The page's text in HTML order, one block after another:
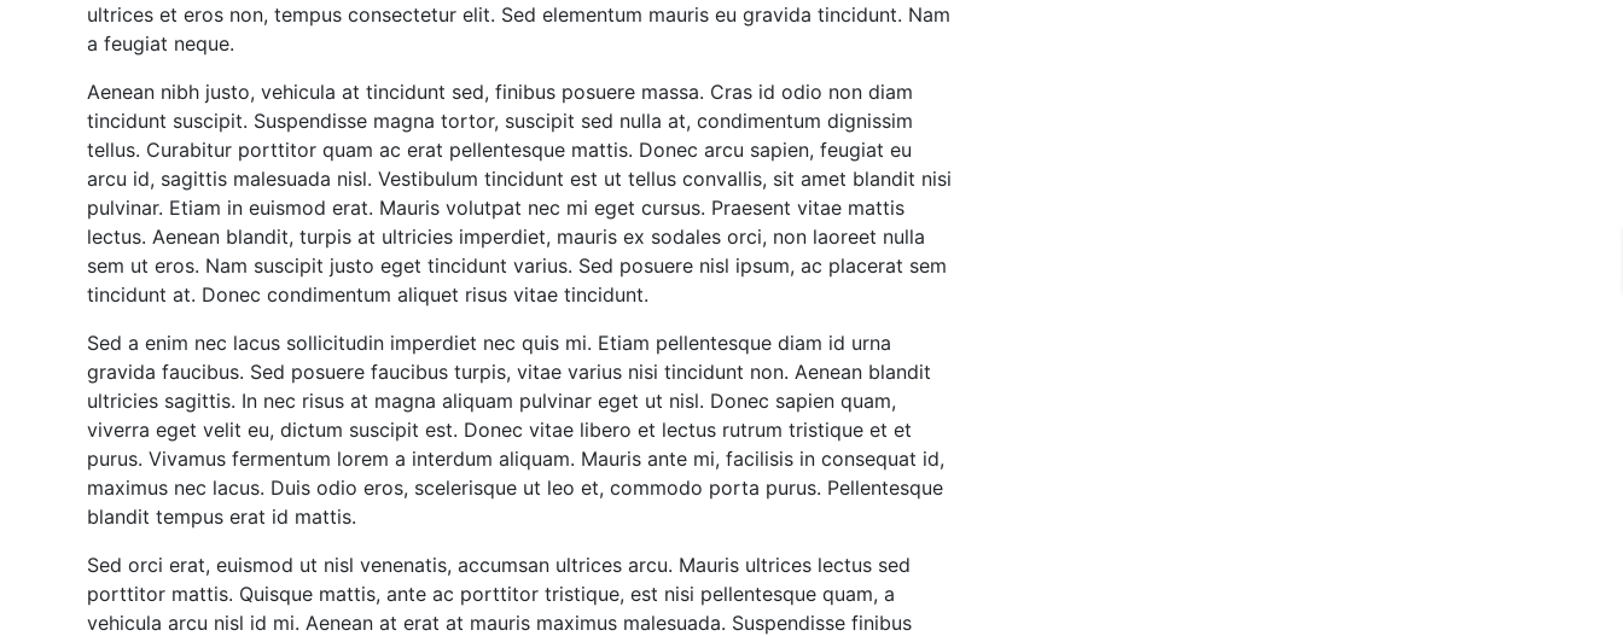
ultrices et eros non, tempus consectetur elit. Sed elementum mauris eu gravida tincidunt. Nam
a feugiat neque.
Aenean nibh justo, vehicula at tincidunt sed, finibus posuere massa. Cras id odio non diam
tincidunt suscipit. Suspendisse magna tortor, suscipit sed nulla at, condimentum dignissim
tellus. Curabitur porttitor quam ac erat pellentesque mattis. Donec arcu sapien, feugiat eu
arcu id, sagittis malesuada nisl. Vestibulum tincidunt est ut tellus convallis, sit amet blandit nisi
pulvinar. Etiam in euismod erat. Mauris volutpat nec mi eget cursus. Praesent vitae mattis
lectus. Aenean blandit, turpis at ultricies imperdiet, mauris ex sodales orci, non laoreet nulla
sem ut eros. Nam suscipit justo eget tincidunt varius. Sed posuere nisl ipsum, ac placerat sem
tincidunt at. Donec condimentum aliquet risus vitae tincidunt.
Sed a enim nec lacus sollicitudin imperdiet nec quis mi. Etiam pellentesque diam id urna
gravida faucibus. Sed posuere faucibus turpis, vitae varius nisi tincidunt non. Aenean blandit
ultricies sagittis. In nec risus at magna aliquam pulvinar eget ut nisl. Donec sapien quam,
viverra eget velit eu, dictum suscipit est. Donec vitae libero et lectus rutrum tristique et et
purus. Vivamus fermentum lorem a interdum aliquam. Mauris ante mi, facilisis in consequat id,
maximus nec lacus. Duis odio eros, scelerisque ut leo et, commodo porta purus. Pellentesque
blandit tempus erat id mattis.
Sed orci erat, euismod ut nisl venenatis, accumsan ultrices arcu. Mauris ultrices lectus sed
porttitor mattis. Quisque mattis, ante ac porttitor tristique, est nisi pellentesque quam, a
vehicula arcu nisl id mi. Aenean at erat at mauris maximus malesuada. Suspendisse finibus